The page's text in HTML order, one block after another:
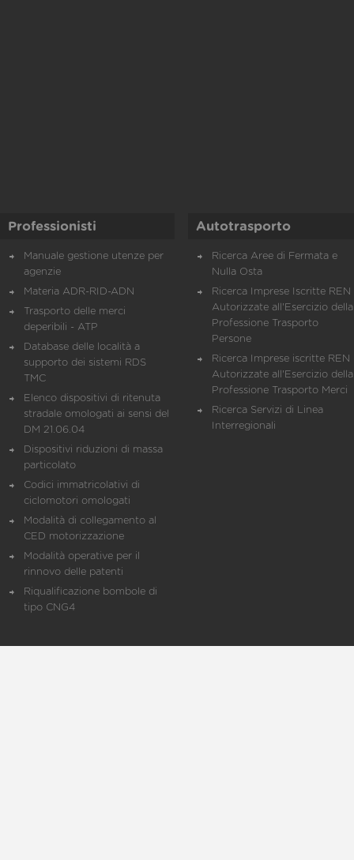
Professionisti
Manuale gestione utenze per
agenzie
Materia ADR-RID-ADN
Trasporto delle merci
deperibili - ATP
Database delle località a
supporto dei sistemi RDS
TMC
Elenco dispositivi di ritenuta
stradale omologati ai sensi del
DM 21.06.04
Dispositivi riduzioni di massa
particolato
Codici immatricolativi di
ciclomotori omologati
Modalità di collegamento al
CED motorizzazione
Modalità operative per il
rinnovo delle patenti
Riqualificazione bombole di
tipo CNG4
Autotrasporto
Ricerca Aree di Fermata e
Nulla Osta
Ricerca Imprese Iscritte REN
Autorizzate all'Esercizio della
Professione Trasporto
Persone
Ricerca Imprese iscritte REN
Autorizzate all'Esercizio della
Professione Trasporto Merci
Ricerca Servizi di Linea
Interregionali